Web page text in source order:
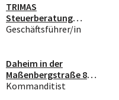
TRIMAS
Steuerberatung
GmbH
Geschäftsführer/in
Daheim in der
Maßenbergstraße 8
GmbH & Co KG
Kommanditist